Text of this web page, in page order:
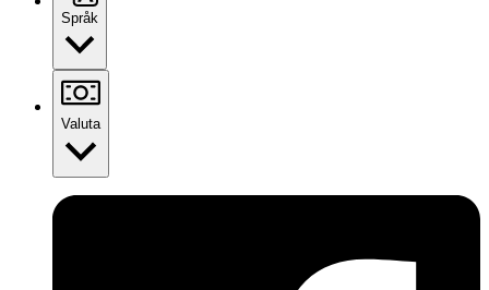
Språk
Valuta